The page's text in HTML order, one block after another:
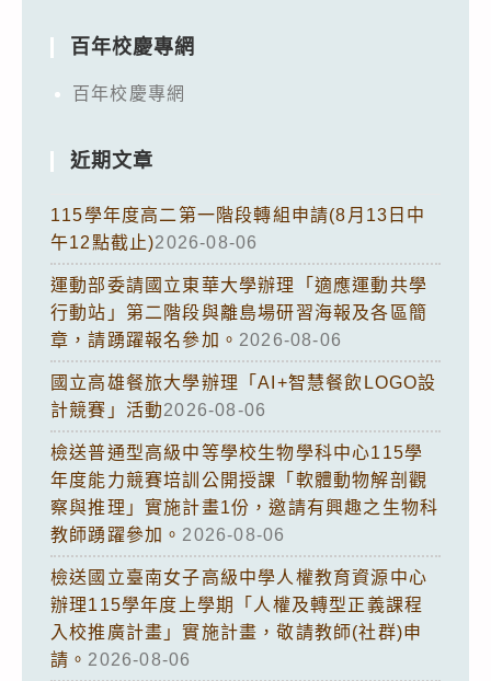
百年校慶專網
百年校慶專網
近期文章
115學年度高二第一階段轉組申請(8月13日中
午12點截止)2026-08-06
運動部委請國立東華大學辦理「適應運動共學
行動站」第二階段與離島場研習海報及各區簡
章，請踴躍報名參加。 2026-08-06
國立高雄餐旅大學辦理「AI+智慧餐飲LOGO設
計競賽」活動2026-08-06
檢送普通型高級中等學校生物學科中心115學
年度能力競賽培訓公開授課「軟體動物解剖觀
察與推理」實施計畫1份，邀請有興趣之生物科
教師踴躍參加。 2026-08-06
檢送國立臺南女子高級中學人權教育資源中心
辦理115學年度上學期「人權及轉型正義課程
入校推廣計畫」實施計畫，敬請教師(社群)申
請。 2026-08-06